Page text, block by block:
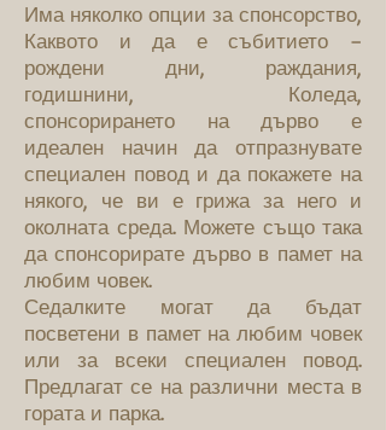
Има няколко опции за спонсорство,
Каквото и да е събитието –
рождени дни, раждания,
годишнини, Коледа,
спонсорирането на дърво е
идеален начин да отпразнувате
специален повод и да покажете на
някого, че ви е грижа за него и
околната среда. Можете също така
да спонсорирате дърво в памет на
любим човек.
Седалките могат да бъдат
посветени в памет на любим човек
или за всеки специален повод.
Предлагат се на различни места в
гората и парка.